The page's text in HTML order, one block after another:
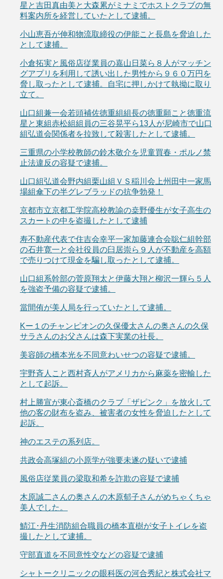
星と吉田真由美と大森累がミナミでホストクラブの無
料案内所を経営していたとして逮捕。
小山恵吾が伸和物流取締役の伊能こと長島を脅迫した
として逮捕。
小倉拓実と風俗店従業員の嘉山日菜ら８人がマッチン
グアプリを利用して誘い出した男性から９６０万円を
脅し取ったとして逮捕。自宅に押しかけて執拗に取り
立て。
山口組兼一会若頭補佐徳重組組長の徳重願こと徳重流
星と東組赤松組組員の三谷晃平ら13人が尼崎市で山口
組弘道会関係者を拉致して殺害したとして逮捕。
三重県の小学校教師の鈴木敬介を児童買春・ポルノ禁
止法違反の容疑で逮捕。
山口組弘道会野内組栗山組ＶＳ稲川会上州田中一家馬
場組傘下の半グレブラッドの抗争勃発！
京都市立京都工学院高校教諭の桒野優生が女子高生の
スカートの中を盗撮したとして逮捕
寿不動産代表で住吉会幸平一家加藤連合会聡仁組幹部
の石井寛一と会社役員の臼居崇ら９人が不動産を高額
で売りつけて現金を騙し取ったとして逮捕。
山口組系幹部の菅原翔太と伊藤大翔と柳沢一輝ら５人
を強盗予備の容疑で逮捕。
當間侑が美人局を行っていたとして逮捕。
Kー１のチャンピオンの久保優太さんの奥さんの久保
サラさんのお父さんは森下実業の社長。
美容師の橋本光を不同意わいせつの容疑で逮捕。
宇野斉人こと西村斉人がアメリカから麻薬を密輸した
として起訴。
村上勝宣が東心斎橋のクラブ「ザピンク」を放火して
他の客の財布を盗み、被害者の女性を脅迫したとして
起訴。
神のエステの系列店。
共政会高塚組の小原学が強要未遂の疑いで逮捕
風俗店従業員の梁取和希を詐欺の容疑で逮捕
木原誠二さんの奥さんの木原郁子さんがめちゃくちゃ
美人でした。
鯖江･丹生消防組合職員の橋本直樹が女子トイレを盗
撮したとして逮捕。
守部直道を不同意性交などの容疑で逮捕
シャトークリニックの眼科医の河合秀紀と株式会社マ